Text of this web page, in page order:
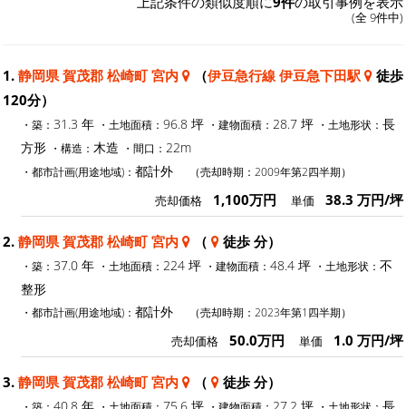
(全 9件中)
1. 静岡県 賀茂郡 松崎町 宮内 （伊豆急行線 伊豆急下田駅
徒歩
120分）
・築： 31.3 年 ・土地面積： 96.8 坪 ・建物面積： 28.7 坪 ・土地形状： 長
方形 ・構造： 木造 ・間口： 22m
・都市計画(用途地域)： 都計外 （売却時期：2009年第2四半期）
売却価格 1,100万円 単価 38.3 万円/坪
2. 静岡県 賀茂郡 松崎町 宮内 （ 徒歩 分）
・築： 37.0 年 ・土地面積： 224 坪 ・建物面積： 48.4 坪 ・土地形状： 不
整形
・都市計画(用途地域)： 都計外 （売却時期：2023年第1四半期）
売却価格 50.0万円 単価 1.0 万円/坪
3. 静岡県 賀茂郡 松崎町 宮内 （ 徒歩 分）